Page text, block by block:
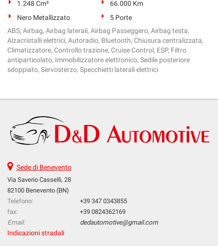
1.248 Cm³
66.000 Km
Nero Metallizzato
5 Porte
ABS, Airbag, Airbag laterali, Airbag Passeggero, Airbag testa,
Alzacristalli elettrici, Autoradio, Bluetooth, Chiusura centralizzata,
Climatizzatore, Controllo trazione, Cruise Control, ESP, Filtro
antiparticolato, Immobilizzatore elettronico, Sedile posteriore
sdoppiato, Servosterzo, Specchietti laterali elettrici
Sede di Benevento
Via Saverio Casselli, 28
82100 Benevento (BN)
Telefono:
+39 347 0343855
fax:
+39 0824362169
Email:
dedautomotive@gmail.com
Indicazioni stradali